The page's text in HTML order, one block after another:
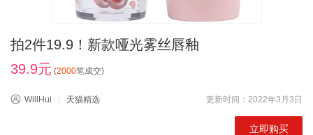
拍2件19.9！新款哑光雾丝唇釉
39.9元 (2000笔成交)
WillHui 天猫精选 更新时间：2022年3月3日
立即购买